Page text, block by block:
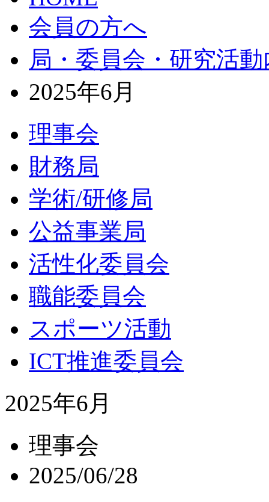
会員の方へ
局・委員会・研究活
2025年6月
理事会
財務局
学術/研修局
公益事業局
活性化委員会
職能委員会
スポーツ活動
ICT推進委員会
2025年6月
理事会
2025/06/28